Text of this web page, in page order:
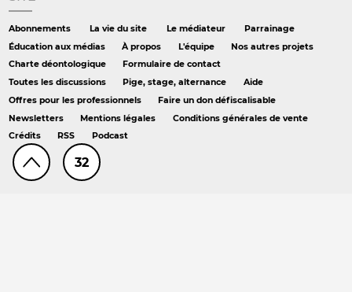
32
Abonnements La vie du site Le médiateur
Parrainage
Éducation aux médias
À propos L'équipe
Nos autres projets
Charte déontologique
Formulaire de contact
Toutes les discussions
Pige, stage, alternance
Aide
Offres pour les professionnels
Faire un don défiscalisable
Newsletters
Mentions légales
Conditions générales de vente
Crédits
RSS Podcast